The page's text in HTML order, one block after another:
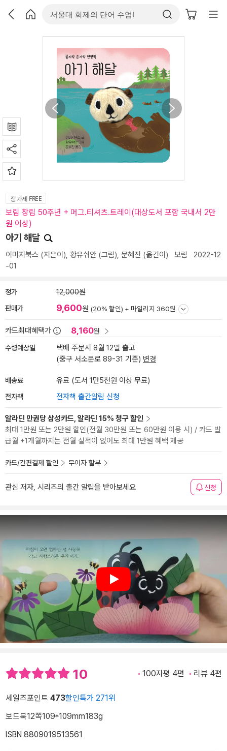
정가제 FREE
보림 창립 50주년 + 머그.티셔츠.트레이(대상도서 포함 국내서 2만
원 이상)
아기 해달
이미지북스 (지은이), 황유쉬안 (그림), 문혜진 (옮긴이) 보림
2022-12
-01
정가 12,000원
판매가 9,600원 (20% 할인) + 마일리지 360원
카드최대혜택가 8,160원
수령예상일
택배 주문시 8월 12일 출고
(중구 서소문로 89-31 기준) 변경
배송료 유료 (도서 1만5천원 이상 무료)
전자책 전자책 출간알림 신청
알라딘 만권당 삼성카드, 알라딘 15% 청구 할인
최대 1만원 또는 2만원 할인(전월 30만원 또는 60만원 이용 시) / 카드 발
급월 +1개월까지는 전월 실적이 없어도 최대 1만원 혜택 제공
카드/간편결제 할인 무이자 할부
관심 저자, 시리즈의 출간 알림을 받아보세요 신청
Play
10 100자평 4편 리뷰 4편
세일즈포인트 473할인특가 271위
보드북12쪽109*109mm183g
ISBN 8809019513561